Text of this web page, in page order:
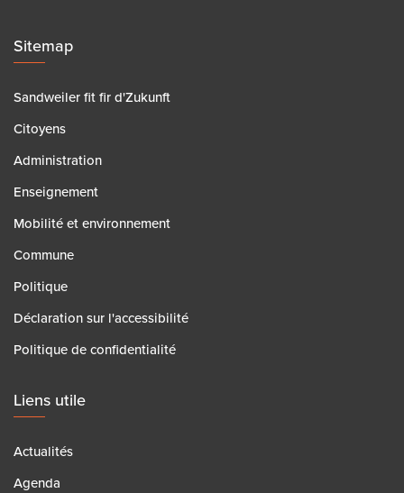
Sitemap
Sandweiler fit fir d'Zukunft
Citoyens
Administration
Enseignement
Mobilité et environnement
Commune
Politique
Déclaration sur l'accessibilité
Politique de confidentialité
Liens utile
Actualités
Agenda